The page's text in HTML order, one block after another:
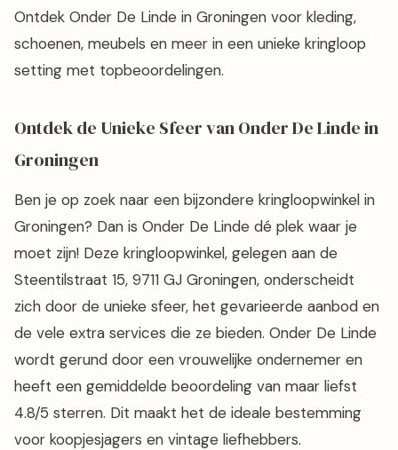
Ontdek Onder De Linde in Groningen voor kleding,
schoenen, meubels en meer in een unieke kringloop
setting met topbeoordelingen.
Ontdek de Unieke Sfeer van Onder De Linde in
Groningen
Ben je op zoek naar een bijzondere kringloopwinkel in
Groningen? Dan is Onder De Linde dé plek waar je
moet zijn! Deze kringloopwinkel, gelegen aan de
Steentilstraat 15, 9711 GJ Groningen, onderscheidt
zich door de unieke sfeer, het gevarieerde aanbod en
de vele extra services die ze bieden. Onder De Linde
wordt gerund door een vrouwelijke ondernemer en
heeft een gemiddelde beoordeling van maar liefst
4.8/5 sterren. Dit maakt het de ideale bestemming
voor koopjesjagers en vintage liefhebbers.